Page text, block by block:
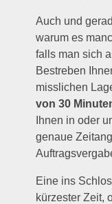
Auch und
warum es
falls man sich
Bestreben
misslichen
von 30
Ihnen in oder
genaue
Eine ins
kürzester Zeit,